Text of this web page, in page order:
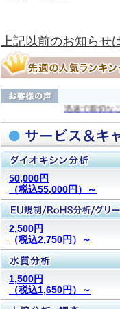
上記以前のお知らせ
迅速で親切なご対
50,000円
（税込55,000円）～
2,500円
（税込2,750円）～
1,500円
（税込1,650円）～